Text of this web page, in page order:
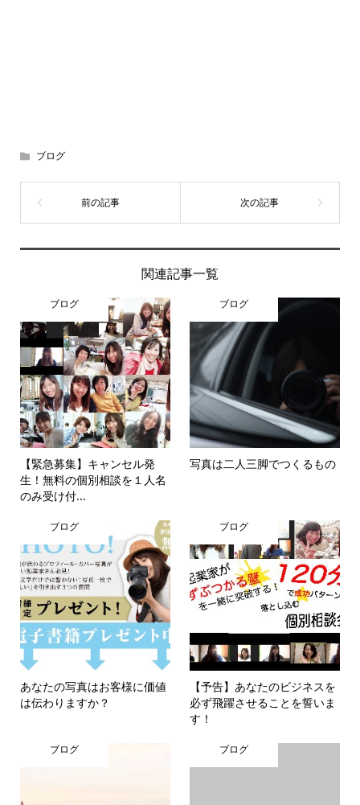
ブログ
関連記事一覧
ブログ
【緊急募集】キャンセル発
生！無料の個別相談を１人名
のみ受け付...
ブログ
写真は二人三脚でつくるもの
ブログ
あなたの写真はお客様に価値
は伝わりますか？
ブログ
【予告】あなたのビジネスを
必ず飛躍させることを誓いま
す！
ブログ ブログ